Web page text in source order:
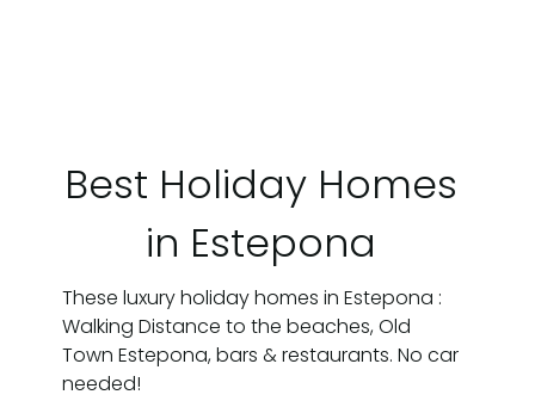
Best Holiday Homes
in Estepona
These luxury holiday homes in Estepona :
Walking Distance to the beaches, Old
Town Estepona, bars & restaurants. No car
needed!